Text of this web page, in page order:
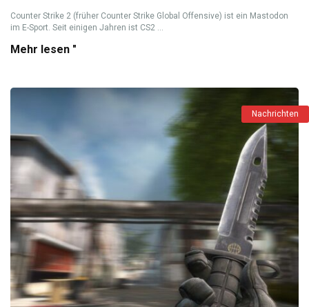
Counter Strike 2 (früher Counter Strike Global Offensive) ist ein Mastodon
im E-Sport. Seit einigen Jahren ist CS2 ...
Mehr lesen "
Nachrichten